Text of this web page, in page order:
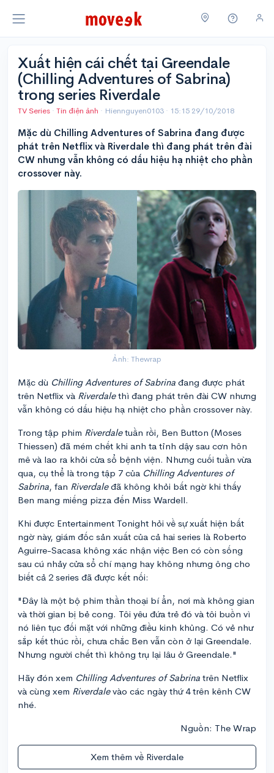
Xuất hiện cái chết tại Greendale
(Chilling Adventures of Sabrina)
trong series Riverdale
TV Series · Tin điện ảnh · Hiennguyen0103 · 15:15 29/10/2018
Mặc dù Chilling Adventures of Sabrina đang được
phát trên Netflix và Riverdale thì đang phát trên đài
CW nhưng vẫn không có dấu hiệu hạ nhiệt cho phần
crossover này.
Ảnh: Thewrap
Mặc dù Chilling Adventures of Sabrina đang được phát
trên Netflix và Riverdalethì đang phát trên đài CW nhưng
vẫn không có dấu hiệu hạ nhiệt cho phần crossover này.
Trong tập phim Riverdaletuần rồi, Ben Button (Moses
Thiessen) đã mém chết khi anh ta tỉnh dậy sau cơn hôn
mê và lao ra khỏi cửa sổ bệnh viện. Nhưng cuối tuần vừa
qua, cụ thể là trong tập 7 của Chilling Adventures of
Sabrina, fan Riverdaleđã không khỏi bất ngờ khi thấy
Ben mang miếng pizza đến Miss Wardell.
Khi được Entertainment Tonight hỏi về sự xuất hiện bất
ngờ này, giám đốc sản xuất của cả hai series là Roberto
Aguirre-Sacasa không xác nhận việc Ben có còn sống
sau cú nhảy cửa sổ chí mạng hay không nhưng ông cho
biết cả 2 series đã được kết nối:
"Đây là một bộ phim thần thoại bí ẩn, nơi mà không gian
và thời gian bị bẻ cong. Tôi yêu đứa trẻ đó và tôi buồn vì
nó liên tục đối mặt với những điều kinh khủng. Có vẻ như
sắp kết thúc rồi, chưa chắc Ben vẫn còn ở lại Greendale.
Nhưng người chết thì không trụ lại lâu ở Greendale."
Hãy đón xem Chilling Adventures of Sabrina trên Netflix
và cùng xem Riverdalevào các ngày thứ 4 trên kênh CW
nhé.
Nguồn: The Wrap
Xem thêm về Riverdale